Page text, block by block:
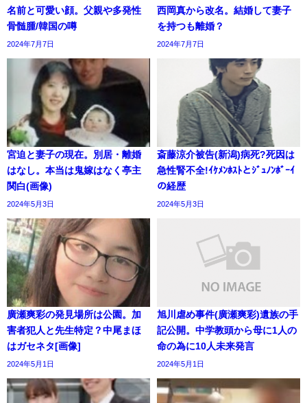
名前と可愛い顔。父親や多発性
骨髄腫/韓国の噂
2024年7月7日
西岡真から改名。結婚して妻子
を持つも離婚？
2024年7月7日
宮迫と妻子の現在。別居・離婚
はなし。本当は鬼嫁はなく亭主
関白(画像)
2024年5月3日
斎藤涼介被告(新潟)病死?死因は
急性腎不全!ｲｹﾒﾝﾎｽﾄとｼﾞｭﾉﾝﾎﾞｰｲ
の経歴
2024年5月3日
廣瀬爽彩の発見場所は公園。加
害者犯人と先生特定？中尾まほ
はガセネタ[画像]
2024年5月1日
旭川虐め事件(廣瀬爽彩)遺族の手
記公開。中学教頭から母に1人の
命の為に10人未来発言
2024年5月1日